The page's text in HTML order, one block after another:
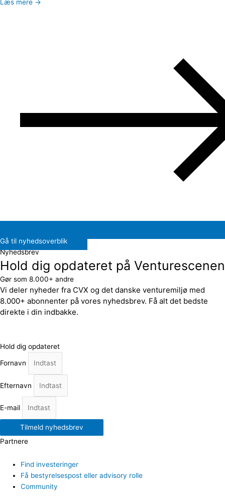
Læs mere →
Gå til nyhedsoverblik
Nyhedsbrev
Hold dig opdateret på Venturescenen
Gør som 8.000+ andre
Vi deler nyheder fra CVX og det danske venturemiljø med
8.000+ abonnenter på vores nyhedsbrev. Få alt det bedste
direkte i din indbakke.
Hold dig opdateret
Fornavn
Efternavn
E-mail
Tilmeld nyhedsbrev
Partnere
Find investeringer
Få bestyrelsespost eller advisory rolle
Community